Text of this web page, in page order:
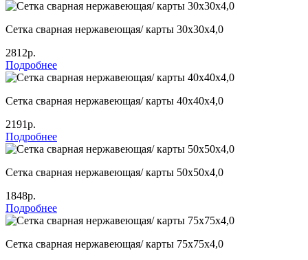
Сетка сварная нержавеющая/ карты 30х30х4,0
2812р.
Подробнее
Сетка сварная нержавеющая/ карты 40х40х4,0
2191р.
Подробнее
Сетка сварная нержавеющая/ карты 50х50х4,0
1848р.
Подробнее
Сетка сварная нержавеющая/ карты 75х75х4,0